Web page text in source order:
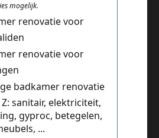
mogelijk.
renovatie voor
renovatie voor
badkamer renovatie
sanitair, elektriciteit,
gyproc, betegelen,
...